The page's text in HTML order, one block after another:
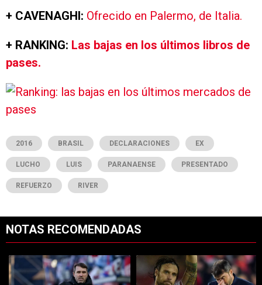
+ CAVENAGHI: Ofrecido en Palermo, de Italia.
+ RANKING: Las bajas en los últimos libros de
pases.
2016 BRASIL DECLARACIONES EX
LUCHO LUIS PARANAENSE PRESENTADO
REFUERZO RIVER
NOTAS RECOMENDADAS
Un artículo de tendencia con el título "Qué dijo Coudet sobre los
Un artículo de tendencia con el